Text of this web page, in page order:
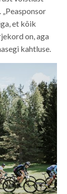
„Peasponsor
et kõik
on, aga
kahtluse.